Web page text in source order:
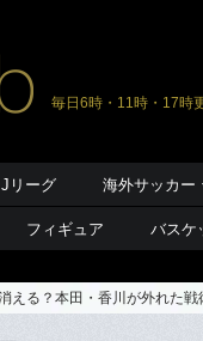
毎日6時・11時・17時
Jリーグ 海外サッカー
フィギュア バスケ
える？本田・香川が外れた戦